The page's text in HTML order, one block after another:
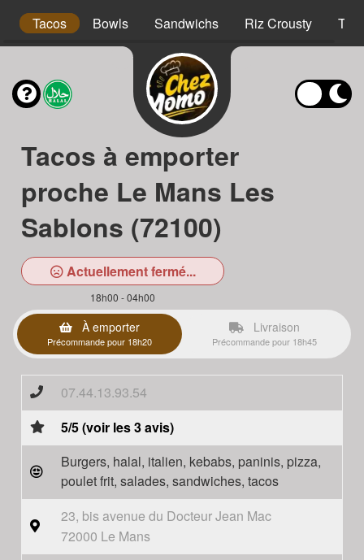
Tacos Bowls Sandwichs Riz Crousty Tex
Tacos à emporter
proche Le Mans Les
Sablons (72100)
Actuellement fermé...
18h00 - 04h00
À emporter
Précommande pour 18h20
Livraison
Précommande pour 18h45
07.44.13.93.54
5/5 (voir les 3 avis)
Burgers, halal, italien, kebabs, paninis, pizza,
poulet frit, salades, sandwiches, tacos
23, bis avenue du Docteur Jean Mac
72000 Le Mans